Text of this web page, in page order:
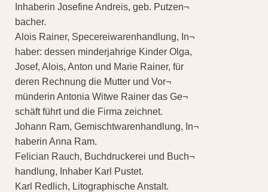
Inhaberin Josefine Andreis, geb. Putzen¬
bacher.
Alois Rainer, Specereiwarenhandlung, In¬
haber: dessen minderjahrige Kinder Olga,
Josef, Alois, Anton und Marie Rainer, für
deren Rechnung die Mutter und Vor¬
münderin Antonia Witwe Rainer das Ge¬
schäft führt und die Firma zeichnet.
Johann Ram, Gemischtwarenhandlung, In¬
haberin Anna Ram.
Felician Rauch, Buchdruckerei und Buch¬
handlung, Inhaber Karl Pustet.
Karl Redlich, Litographische Anstalt.